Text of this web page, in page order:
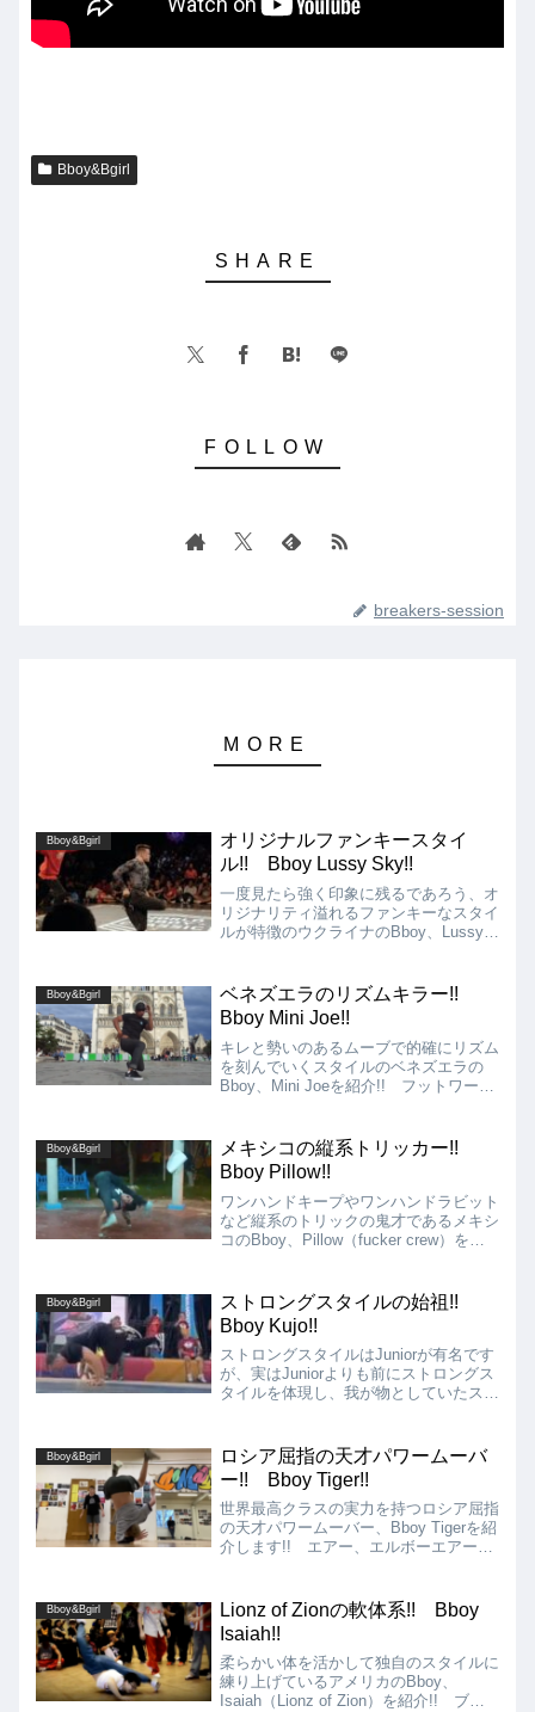
Bboy&Bgirl
breakers-session
Bboy&Bgirl
オリジナルファンキースタイ
ル!! Bboy Lussy Sky!!
一度見たら強く印象に残るであろう、オ
リジナリティ溢れるファンキーなスタイ
ルが特徴のウクライナのBboy、Lussy
Bboy&Bgirl
ベネズエラのリズムキラー!!
Bboy Mini Joe!!
キレと勢いのあるムーブで的確にリズム
を刻んでいくスタイルのベネズエラの
Bboy、Mini Joeを紹介!! フットワーク
らのエアートラックスの連発やスピン系
ムーブもサラッとこなします!!
Bboy&Bgirl
メキシコの縦系トリッカー!!
Bboy Pillow!!
ワンハンドキープやワンハンドラビット
など縦系のトリックの鬼才であるメキシ
コのBboy、Pillow（fucker crew）を紹
使いこなす他、シグネチャームーブでラ
ビットの間に強烈に体を折りたたんだ状
態のハローバックを挟み込みます!!
Bboy&Bgirl
ストロングスタイルの始祖!!
Bboy Kujo!!
ストロングスタイルはJuniorが有名です
が、実はJuniorよりも前にストロングス
タイルを体現し、我が物としていたスト
Ill Abilities）を紹介!!
Bboy&Bgirl
ロシア屈指の天才パワームーバ
ー!! Bboy Tiger!!
世界最高クラスの実力を持つロシア屈指
の天才パワームーバー、Bboy Tigerを紹
介します!! エアー、エルボーエアー、
ー、レベルは尋常ではありません!!
Bboy&Bgirl
Lionz of Zionの軟体系!! Bboy
Isaiah!!
柔らかい体を活かして独自のスタイルに
練り上げているアメリカのBboy、
Isaiah（Lionz of Zion）を紹介!! ブレ